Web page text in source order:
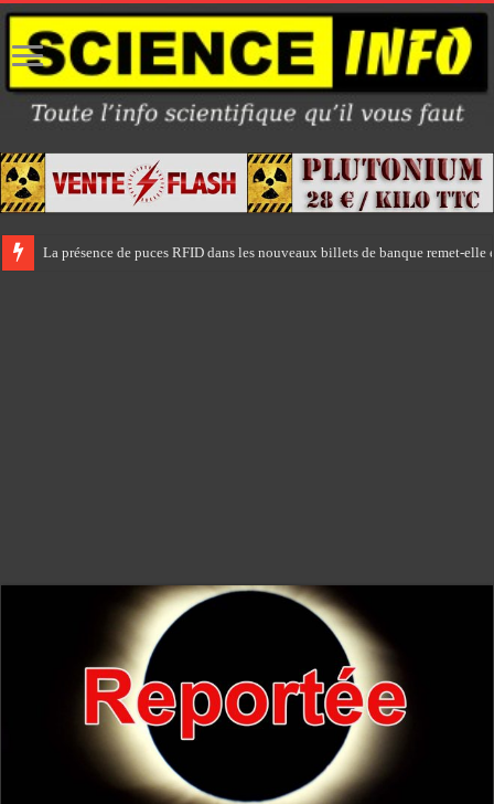
La présence de puces RFID dans les nouveaux billets de banque remet-